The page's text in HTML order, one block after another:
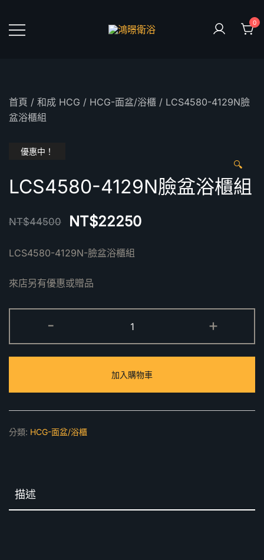
content
0
首頁 / 和成 HCG / HCG-面盆/浴櫃 / LCS4580-4129N臉
盆浴櫃組
優惠中！
🔍
LCS4580-4129N臉盆浴櫃組
NT$44500 NT$22250
LCS4580-4129N-臉盆浴櫃組
來店另有優惠或贈品
-
4129N
臉
浴
櫃
組
+
加入購物車
分類: HCG-面盆/浴櫃
描述